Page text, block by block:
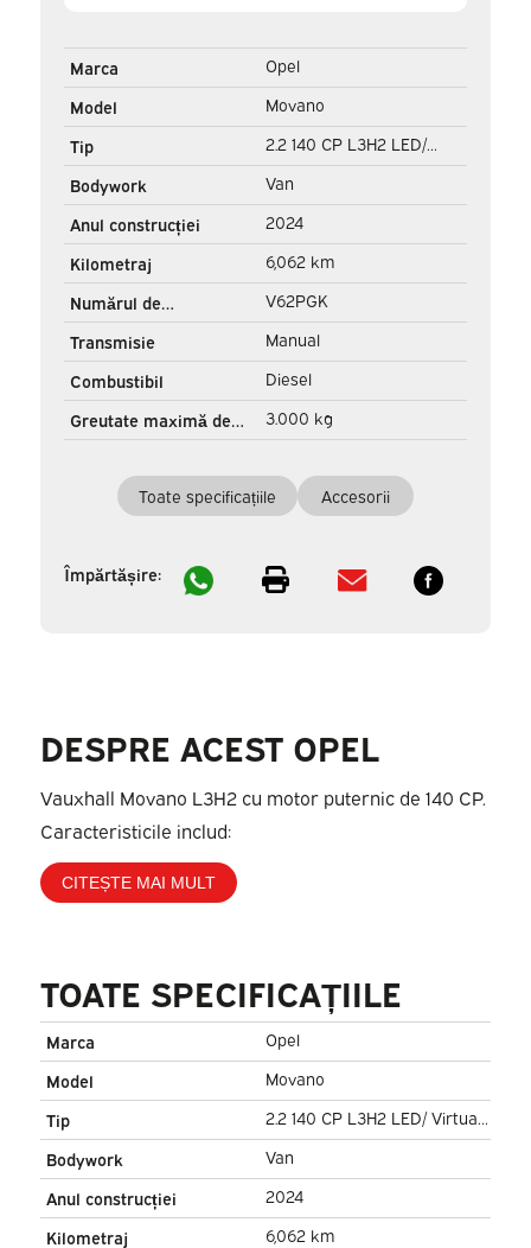
Marca
Opel
Model
Movano
Tip
2.2 140 CP L3H2 LED/
Virtual Cockpit/ 3.0t
remorcare M./ 270Gr.uși/
Carplay/ Clima/ Navi/
Camera/ Cruise/ PDC
Bodywork
Van
Anul construcției
2024
Kilometraj
6,062 km
Numărul de
înregistrare
V62PGK
Transmisie
Manual
Combustibil
Diesel
Greutate maximă de
3.000 kg
Toate specificațiile Accesorii
Împărtășire:
DESPRE ACEST OPEL
Vauxhall Movano L3H2 cu motor puternic de 140 CP.
Caracteristicile includ:
CITEȘTE MAI MULT
TOATE SPECIFICAȚIILE
Marca
Opel
Model
Movano
Tip
2.2 140 CP L3H2 LED/ Virtual
Cockpit/ 3.0t remorcare M./
270Gr.uși/ Carplay/ Clima/
Navi/ Camera/ Cruise/ PDC
Bodywork
Van
Anul construcției
2024
Kilometraj
6,062 km